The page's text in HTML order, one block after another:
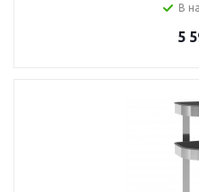
В
5